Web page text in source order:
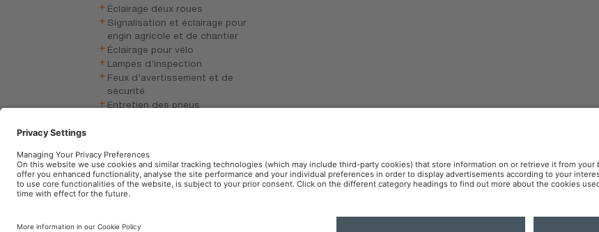
Éclairage deux roues
Signalisation et éclairage pour
engin agricole et de chantier
Éclairage pour vélo
Lampes d'inspection
Feux d'avertissement et de
sécurité
Entretien des pneus
Politique de confidentialité
Politique des cookies